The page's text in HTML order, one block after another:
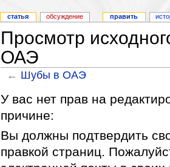
Просмотр
ОАЭ
← Шубы в ОАЭ
У вас нет прав на
причине:
Вы должны подтвердить
правкой страниц.
статья обсуждение править